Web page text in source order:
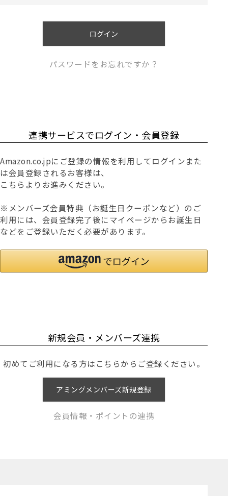
ログイン
パスワードをお忘れですか？
連携サービスでログイン・会員登録
Amazon.co.jpにご登録の情報を利用してログインまた
は会員登録されるお客様は、
こちらよりお進みください。
※メンバーズ会員特典（お誕生日クーポンなど）のご
利用には、会員登録完了後にマイページからお誕生日
などをご登録いただく必要があります。
新規会員・メンバーズ連携
初めてご利用になる方はこちらからご登録ください。
アミングメンバーズ新規登録
会員情報・ポイントの連携